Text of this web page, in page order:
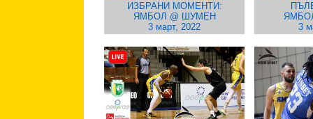
ИЗБРАНИ МОМЕНТИ:
ЯМБОЛ @ ШУМЕН
3 март, 2022
3